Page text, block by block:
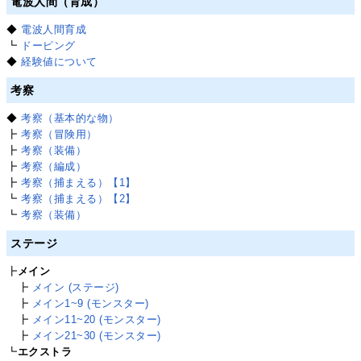
◆ 電波人間育成
┗ ドーピング
◆経験値について
考察
◆考察（基本的な物）
┣考察（冒険用）
┣考察（装備）
┣考察（編成）
┣考察（捕まえる）【1】
┗考察（捕まえる）【2】
┗考察（装備）
ステージ
┣メイン
┣ メイン (ステージ)
┣ メイン1~9 (モンスター)
┣ メイン11~20 (モンスター)
┣ メイン21~30 (モンスター)
┗エクストラ